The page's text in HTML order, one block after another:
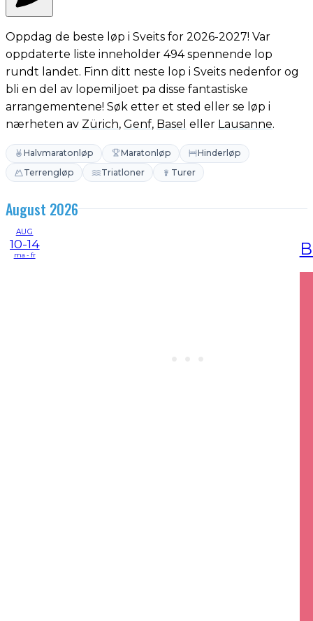
Oppdag de beste løp i Sveits for 2026-2027! Var
oppdaterte liste inneholder 494 spennende lop
rundt landet. Finn ditt neste lop i Sveits nedenfor og
bli en del av lopemiljoet pa disse fantastiske
arrangementene! Søk etter et sted eller se løp i
nærheten av Zürich, Genf, Basel eller Lausanne.
Halvmaratonløp Maratonløp
Hinderløp
Terrengløp
Triatloner Turer
August 2026
AUG
10-14
ma - fr